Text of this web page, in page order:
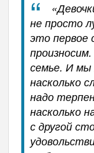
не просто
это первое
семье. И мы
насколько
надо
насколько
с другой